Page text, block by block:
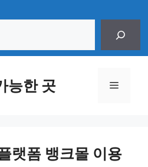
능한 곳 Menu
랫폼 뱅크몰 이용